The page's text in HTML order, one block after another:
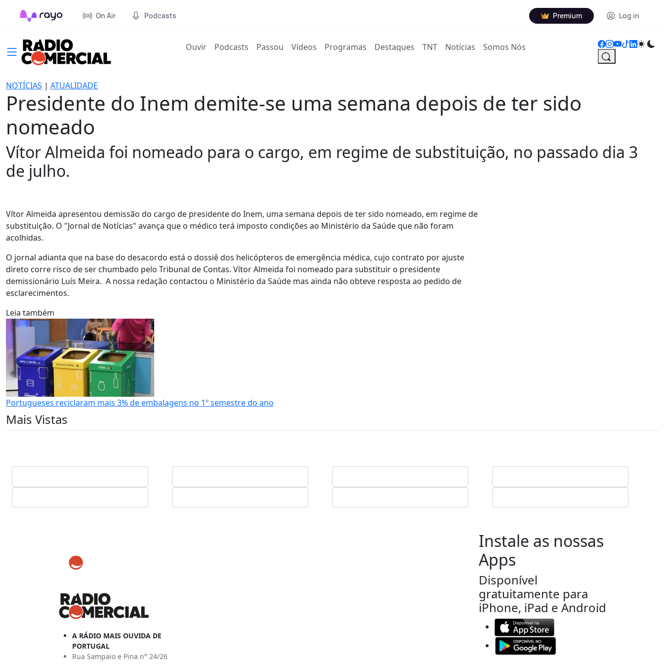
On Air Podcasts Premium Log in
Ouvir(current)
Podcasts Passou Vídeos Programas Destaques TNT Notícias Somos Nós
NOTÍCIAS | ATUALIDADE
Presidente do Inem demite-se uma semana depois de ter sido
nomeado
Vítor Almeida foi nomeado para o cargo, em regime de substituição, no passado dia 3
de julho.
Vítor Almeida apresentou demissão do cargo de presidente do Inem, uma semana depois de ter sido nomeado, em regime de
substituição. O "Jornal de Notícias" avança que o médico terá imposto condições ao Ministério da Saúde que não foram
acolhidas.
O jornal adianta que na base do desacordo está o dossiê dos helicópteros de emergência médica, cujo contrato por ajuste
direto corre risco de ser chumbado pelo Tribunal de Contas. Vítor Almeida foi nomeado para substituir o presidente
demissionário Luís Meira. A nossa redação contactou o Ministério da Saúde mas ainda não obteve resposta ao pedido de
esclarecimentos.
Leia também
Portugueses reciclaram mais 3% de embalagens no 1º semestre do ano
Mais Vistas
A RÁDIO MAIS OUVIDA DE
PORTUGAL
Rua Sampaio e Pina n° 24/26
Instale as nossas
Apps
Disponível
gratuitamente para
iPhone, iPad e Android